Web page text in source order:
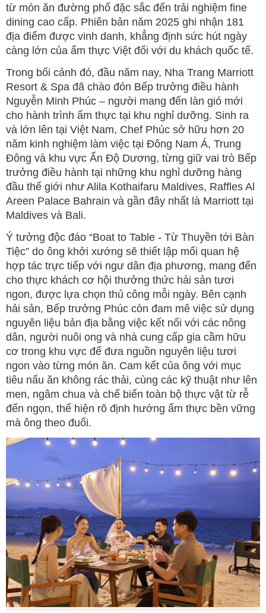
từ món ăn đường phố đặc sắc đến trải nghiệm fine
dining cao cấp. Phiên bản năm 2025 ghi nhận 181
địa điểm được vinh danh, khẳng định sức hút ngày
càng lớn của ẩm thực Việt đối với du khách quốc tế.
Trong bối cảnh đó, đầu năm nay, Nha Trang Marriott
Resort & Spa đã chào đón Bếp trưởng điều hành
Nguyễn Minh Phúc – người mang đến làn gió mới
cho hành trình ẩm thực tại khu nghỉ dưỡng. Sinh ra
và lớn lên tại Việt Nam, Chef Phúc sở hữu hơn 20
năm kinh nghiệm làm việc tại Đông Nam Á, Trung
Đông và khu vực Ấn Độ Dương, từng giữ vai trò Bếp
trưởng điều hành tại những khu nghỉ dưỡng hàng
đầu thế giới như Alila Kothaifaru Maldives, Raffles Al
Areen Palace Bahrain và gần đây nhất là Marriott tại
Maldives và Bali.
Ý tưởng độc đáo “Boat to Table - Từ Thuyền tới Bàn
Tiệc” do ông khởi xướng sẽ thiết lập mối quan hệ
hợp tác trực tiếp với ngư dân địa phương, mang đến
cho thực khách cơ hội thưởng thức hải sản tươi
ngon, được lựa chọn thủ công mỗi ngày. Bên cạnh
hải sản, Bếp trưởng Phúc còn đam mê việc sử dụng
nguyên liệu bản địa bằng việc kết nối với các nông
dân, người nuôi ong và nhà cung cấp gia cầm hữu
cơ trong khu vực để đưa nguồn nguyên liệu tươi
ngon vào từng món ăn. Cam kết của ông với mục
tiêu nấu ăn không rác thải, cùng các kỹ thuật như lên
men, ngâm chua và chế biến toàn bộ thực vật từ rễ
đến ngọn, thể hiện rõ định hướng ẩm thực bền vững
mà ông theo đuổi.